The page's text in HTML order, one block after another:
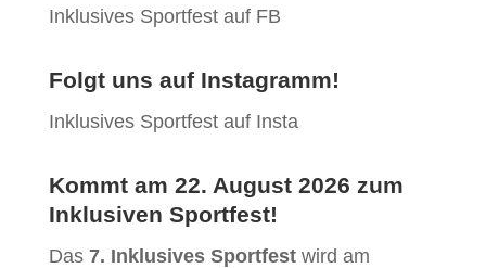
Inklusives Sportfest auf FB
Folgt uns auf Instagramm!
Inklusives Sportfest auf Insta
Kommt am 22. August 2026 zum
Inklusiven Sportfest!
Das 7. Inklusives Sportfestwird am